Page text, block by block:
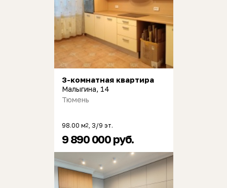
3-комнатная квартира
Малыгина, 14
Тюмень
98.00 м2 , 3/9 эт.
9 890 000 руб.